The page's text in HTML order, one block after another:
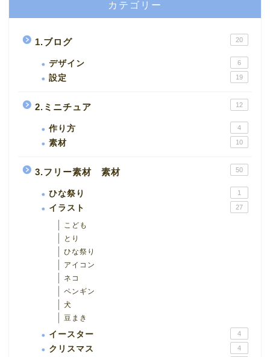
カテゴリー
1.ブログ 20
デザイン 6
設定 19
2.ミニチュア 12
作り方 4
素材 10
3.フリー素材 素材 50
ひな祭り 1
イラスト 27
こども
とり
ひな祭り
アイコン
ネコ
ペンギン
犬
豆まき
イースター 4
クリスマス 4